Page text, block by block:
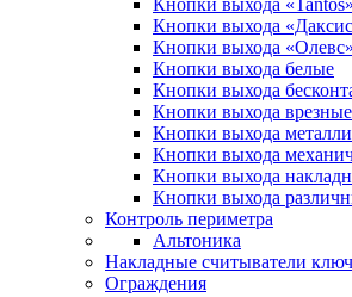
Кнопки выхода «Tantos»
Кнопки выхода
Кнопки выхода «Олевс»
Кнопки выхода белые
Кнопки выхода
Кнопки выхода врезные
Кнопки выхода
Кнопки выхода
Кнопки выхода
Кнопки выхода
Контроль периметра
Альтоника
Накладные считыватели
Ограждения